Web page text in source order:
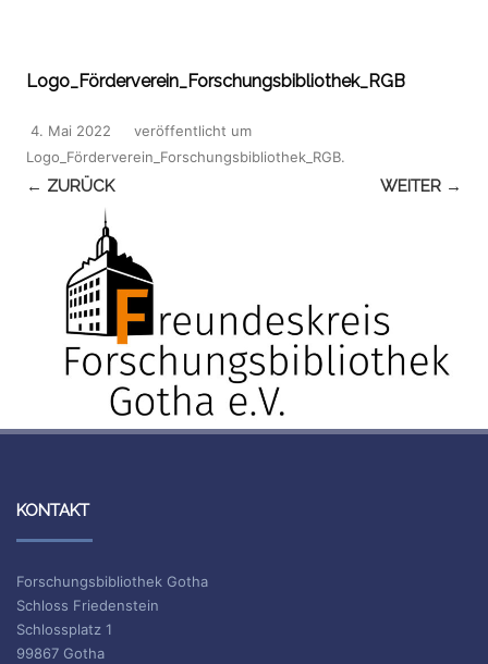
Logo_Förderverein_Forschungsbibliothek_RGB
veröffentlicht
4. Mai 2022
um
Logo_Förderverein_Forschungsbibliothek_RGB.
← ZURÜCK WEITER →
KONTAKT
Forschungsbibliothek Gotha
Schloss Friedenstein
Schlossplatz 1
99867 Gotha